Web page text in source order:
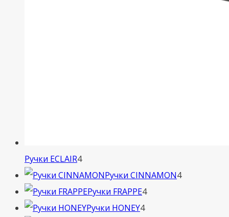
Ручки ECLAIR44
товараРучки CINNAMON44
Ручки FRAPPE44
Ручки HONEY44